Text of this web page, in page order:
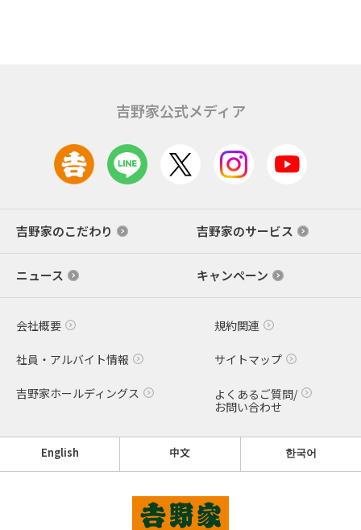
吉野家公式メディア
吉野家のこだわり 吉野家のサービス
ニュース キャンペーン
会社概要 規約関連
社員・アルバイト情報 サイトマップ
吉野家ホールディングス
よくあるご質問/
お問い合わせ
English 中文 한국어